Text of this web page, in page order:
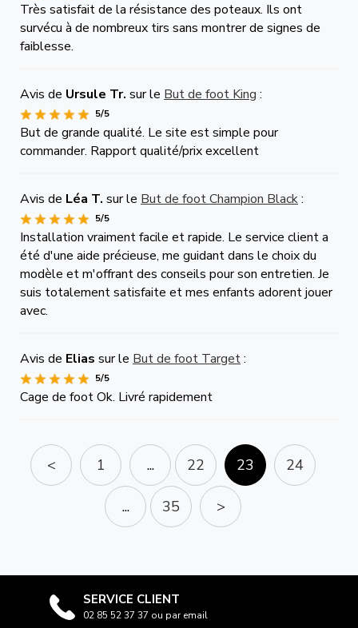
Très satisfait de la résistance des poteaux. Ils ont
survécu à de nombreux tirs sans montrer de signes de
faiblesse.
Avis de Ursule Tr. sur le But de foot King :
5/5
But de grande qualité. Le site est simple pour
commander. Rapport qualité/prix excellent
Avis de Léa T. sur le But de foot Champion Black:
5/5
Installation vraiment facile et rapide. Le service client a
été d'une aide précieuse, me guidant dans le choix du
modèle et m'offrant des conseils pour son entretien. Je
suis totalement satisfaite et mes enfants adorent jouer
avec.
Avis de Elias sur le But de foot Target:
5/5
Cage de foot Ok. Livré rapidement
< 1 ... 22 23 24
... 35 >
SERVICE CLIENT
02 85 52 37 37 ou par email